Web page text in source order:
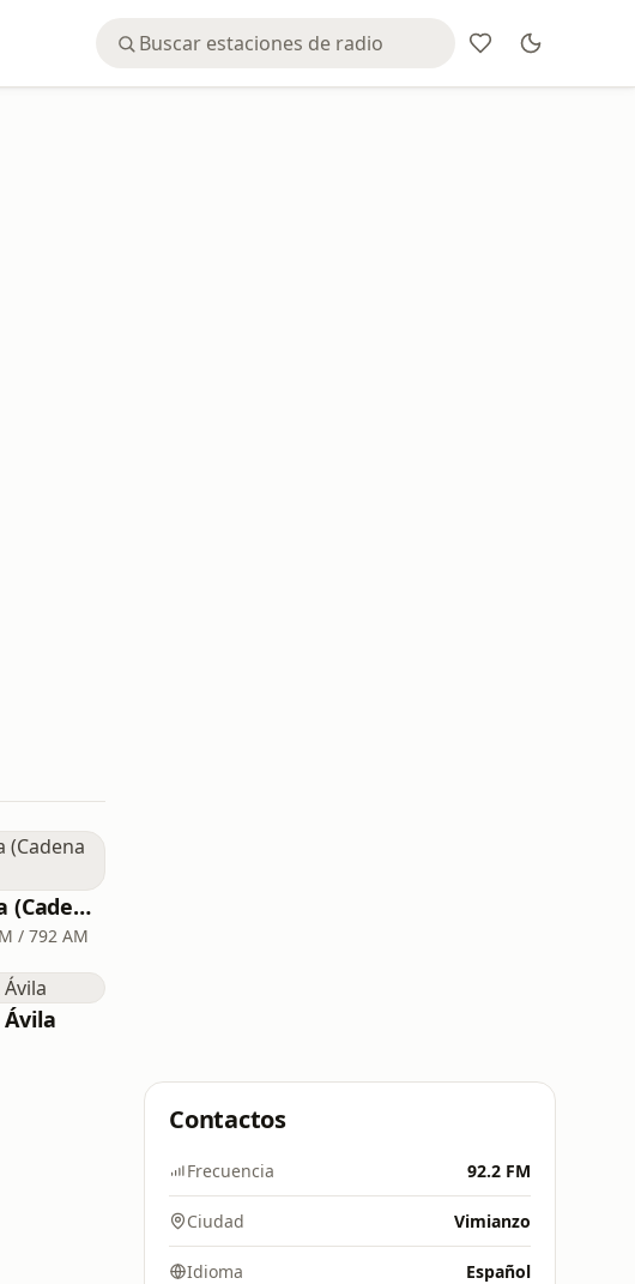
Radio Sevilla (Cadena SER)
/ 792 AM
Ávila
Contactos
Frecuencia 92.2 FM
Ciudad Vimianzo
Idioma Español